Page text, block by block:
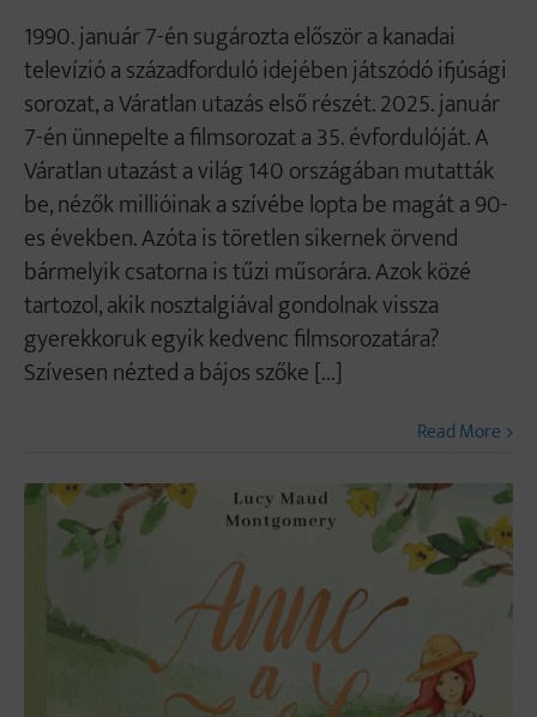
1990. január 7-én sugározta először a kanadai
televízió a századforduló idejében játszódó ifjúsági
sorozat, a Váratlan utazás első részét. 2025. január
7-én ünnepelte a filmsorozat a 35. évfordulóját. A
Váratlan utazást a világ 140 országában mutatták
be, nézők millióinak a szívébe lopta be magát a 90-
es években. Azóta is töretlen sikernek örvend
bármelyik csatorna is tűzi műsorára. Azok közé
tartozol, akik nosztalgiával gondolnak vissza
gyerekkoruk egyik kedvenc filmsorozatára?
Szívesen nézted a bájos szőke [...]
Read More